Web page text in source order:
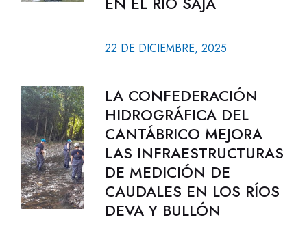
22 DE DICIEMBRE, 2025
LA CONFEDERACIÓN
HIDROGRÁFICA DEL
CANTÁBRICO MEJORA
LAS INFRAESTRUCTURAS
DE MEDICIÓN DE
CAUDALES EN LOS RÍOS
DEVA Y BULLÓN